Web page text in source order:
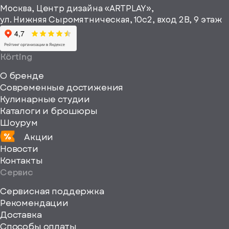
информационные
материалы
viewBox="0
0
Москва, Центр дизайна «ARTPLAY»,
ул. Нижняя Сыромятническая, 10с2, вход 2B, 9 этаж
Körting
О бренде
Современные достижения
Кулинарные студии
Каталоги и брошюры
Шоурум
Акции
Новости
Контакты
Сервис
Сервисная поддержка
Рекомендации
Доставка
Способы оплаты